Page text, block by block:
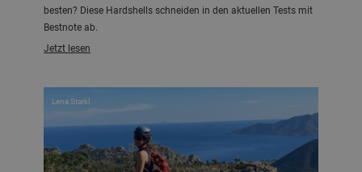
besten? Diese Hardshells schneiden in den aktuellen Tests mit
Bestnote ab.
Jetzt lesen
Lena Starkl